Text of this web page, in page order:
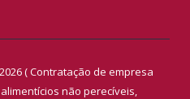
2026 ( Contratação de empresa
não perecíveis,